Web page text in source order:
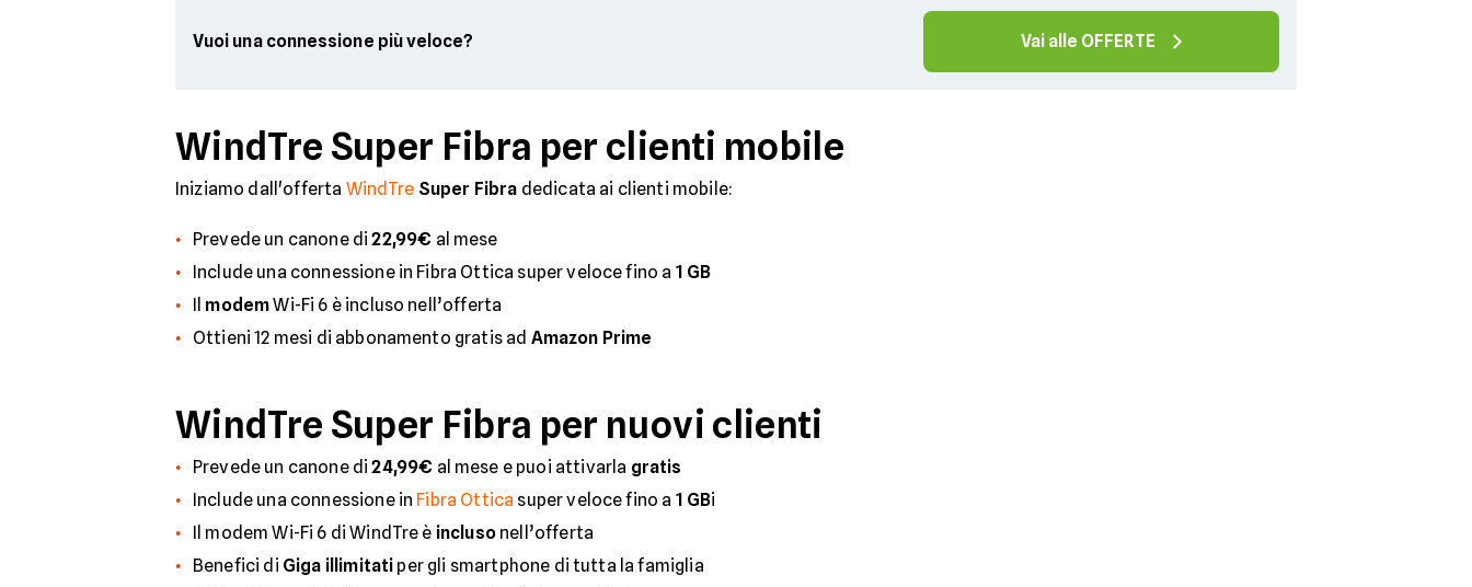
Vuoi una connessione più veloce? Vai alle OFFERTE
WindTre Super Fibra per clienti mobile
Iniziamo dall'offerta WindTre Super Fibra dedicata ai clienti mobile:
Prevede un canone di22,99€ al mese
Include una connessione in Fibra Ottica super veloce fino a 1 GB
Il modemWi-Fi 6 è incluso nell’offerta
Ottieni 12 mesi di abbonamento gratis ad Amazon Prime
WindTre Super Fibra per nuovi clienti
Prevede un canone di24,99€ al mese e puoi attivarla gratis
Include una connessione in Fibra Ottica super veloce fino a 1 GBi
Il modem Wi-Fi 6 di WindTre è inclusonell’offerta
Benefici di Giga illimitati per gli smartphone di tutta la famiglia